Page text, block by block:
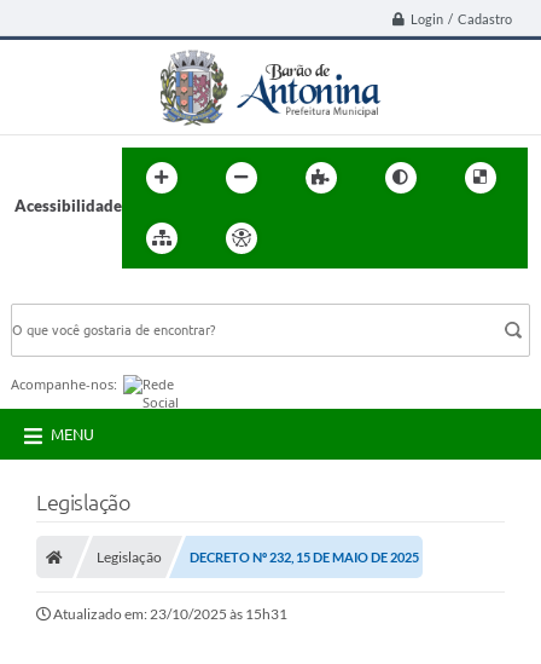
Login / Cadastro
Acessibilidade
Acompanhe-nos:
MENU
Legislação
Legislação DECRETO Nº 232, 15 DE MAIO DE 2025
Atualizado em: 23/10/2025 às 15h31